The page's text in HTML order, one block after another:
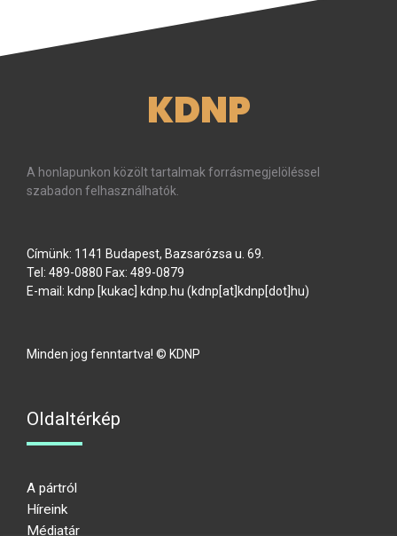
KDNP
A honlapunkon közölt tartalmak forrásmegjelöléssel
szabadon felhasználhatók.
Címünk: 1141 Budapest, Bazsarózsa u. 69.
Tel: 489-0880 Fax: 489-0879
E-mail: kdnp [kukac] kdnp.hu (kdnp[at]kdnp[dot]hu)
Minden jog fenntartva! © KDNP
Oldaltérkép
A pártról
Híreink
Médiatár